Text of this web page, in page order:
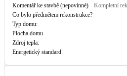
Malé i velké turbíny
Komentář ke stavbě (nepovinné)
Kompletní
Co bylo předmětem rekonstrukce?
Typ domu:
Plocha domu
Zdroj tepla:
Energetický standard